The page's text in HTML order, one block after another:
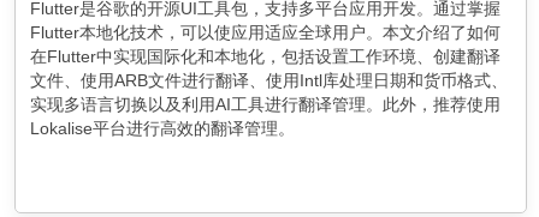
Flutter是谷歌的开源UI工具包，支持多平台应用开发。通过掌握
Flutter本地化技术，可以使应用适应全球用户。本文介绍了如何
在Flutter中实现国际化和本地化，包括设置工作环境、创建翻译
文件、使用ARB文件进行翻译、使用Intl库处理日期和货币格式、
实现多语言切换以及利用AI工具进行翻译管理。此外，推荐使用
Lokalise平台进行高效的翻译管理。